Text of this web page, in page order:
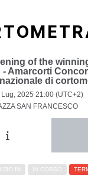
of the
- Amarcorti
di
Lug, 2025 21:00 (UTC+2)
SAN FRANCESCO
IN IN CORSO